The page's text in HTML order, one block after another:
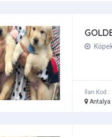
İlan Kod :
Antalya